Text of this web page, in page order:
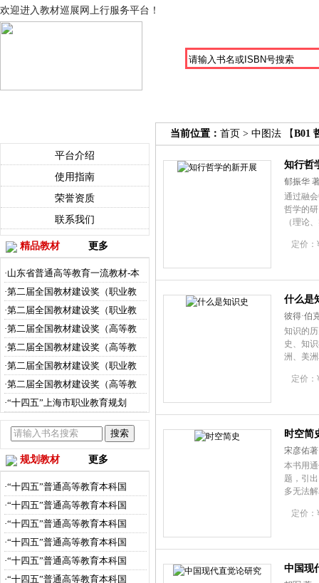
欢迎进入教材巡展网上行服务平台！
平台介绍
使用指南
荣誉资质
联系我们
精品教材 更多
·山东省普通高等教育一流教材-本
·第二届全国教材建设奖（职业教
·第二届全国教材建设奖（职业教
·第二届全国教材建设奖（高等教
·第二届全国教材建设奖（高等教
·第二届全国教材建设奖（职业教
·第二届全国教材建设奖（高等教
·“十四五”上海市职业教育规划
规划教材 更多
·“十四五”普通高等教育本科国
·“十四五”普通高等教育本科国
·“十四五”普通高等教育本科国
·“十四五”普通高等教育本科国
·“十四五”普通高等教育本科国
·“十四五”普通高等教育本科国
当前位置： 首页 > 中图法 【B01
知行哲
郁振华
通过融
哲学的
（理论
定价
什么是
彼得·伯
知识的
史、知
洲、美
定价
时空简
宋彦佑著
本书用
题，引
多无法
定价
中国现